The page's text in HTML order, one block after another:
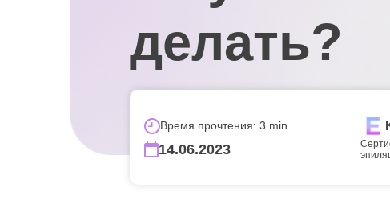
делать?
Время прочтения: 3 min
14.06.2023